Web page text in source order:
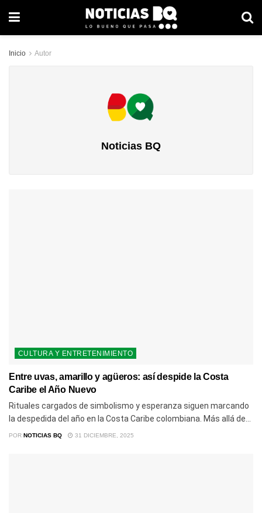
Inicio Autor
Noticias BQ
CULTURA Y ENTRETENIMIENTO
Entre uvas, amarillo y agüeros: así despide la Costa
Caribe el Año Nuevo
Rituales cargados de simbolismo y esperanza siguen marcando
la despedida del año en la Costa Caribe colombiana. Más allá de...
POR NOTICIAS BQ 31 DICIEMBRE, 2025